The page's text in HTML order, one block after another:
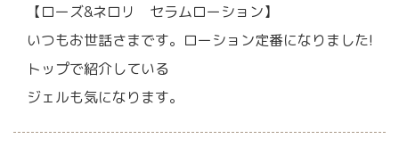
【ローズ&ネロリ セラムローション】
いつもお世話さまです。ローション定番になりました!
トップで紹介している
ジェルも気になります。